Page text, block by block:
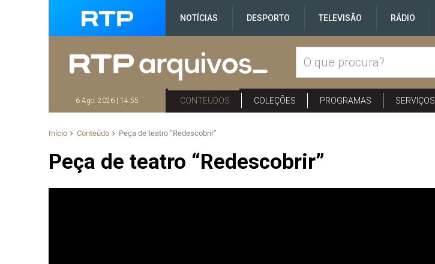
NOTÍCIAS DESPORTO TELEVISÃO RÁDIO
6 Ago. 2026 | 14:55 CONTEÚDOS COLEÇÕES PROGRAMAS SERVIÇOS
Início Conteúdo Peça de teatro “Redescobrir”
Peça de teatro “Redescobrir”